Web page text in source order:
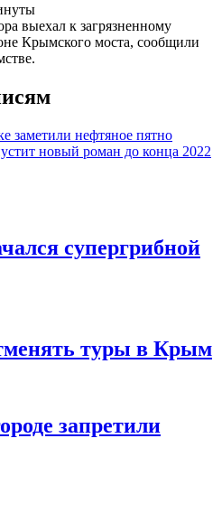
выехал к загрязненному
Крымского моста, сообщили
заметили нефтяное пятно
новый роман до конца 2022
супергрибной
туры в Крым
запретили